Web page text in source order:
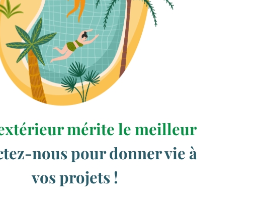
mérite le meilleur
nous pour donner vie à
vos projets !